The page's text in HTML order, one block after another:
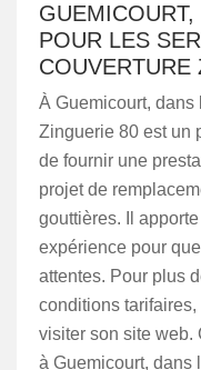
POUR LES
COUVERTURE
À Guemicourt,
Zinguerie 80 est un
de fournir une
projet de
gouttières. Il
expérience pour
attentes. Pour plus
conditions
visiter son site web.
à Guemicourt, dans